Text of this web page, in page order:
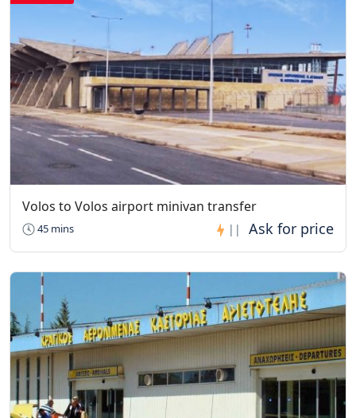
Volos to Volos airport minivan transfer
45 mins ||